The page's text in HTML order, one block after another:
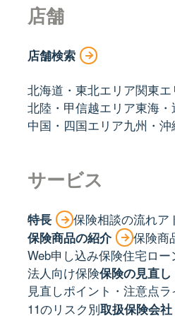
店舗
店舗検索
北海道・東北エリア関東エ
北陸・甲信越エリア東海・
中国・四国エリア九州・
サービス
特長 保険相談の流れア
保険商品の紹介
保険商
Web申し込み保険住宅ロー
法人向け保険保険の見直
見直しポイント・注意点ラ
11のリスク別取扱保険会社